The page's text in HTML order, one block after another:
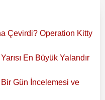
Çevirdi? Operation Kitty
En Büyük Yalandır
Gün İncelemesi ve